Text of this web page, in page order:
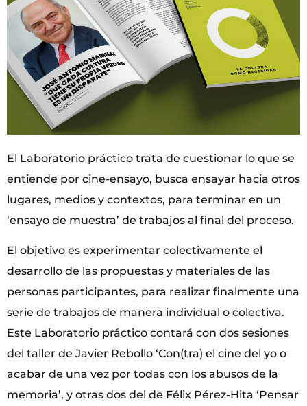
El Laboratorio práctico trata de cuestionar lo que se
entiende por cine-ensayo, busca ensayar hacia otros
lugares, medios y contextos, para terminar en un
‘ensayo de muestra’ de trabajos al final del proceso.
El objetivo es experimentar colectivamente el
desarrollo de las propuestas y materiales de las
personas participantes, para realizar finalmente una
serie de trabajos de manera individual o colectiva.
Este Laboratorio práctico contará con dos sesiones
del taller de Javier Rebollo ‘Con(tra) el cine del yo o
acabar de una vez por todas con los abusos de la
memoria’, y otras dos del de Félix Pérez-Hita ‘Pensar